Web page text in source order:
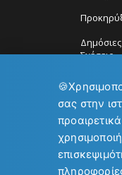
Δημόσιες
Σχέσεις
🍪
σας στην